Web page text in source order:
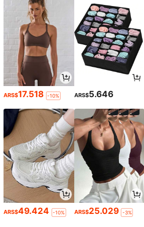
ARS$17.518 -10% ARS$5.646
ARS$49.424 -10% ARS$25.029 -3%